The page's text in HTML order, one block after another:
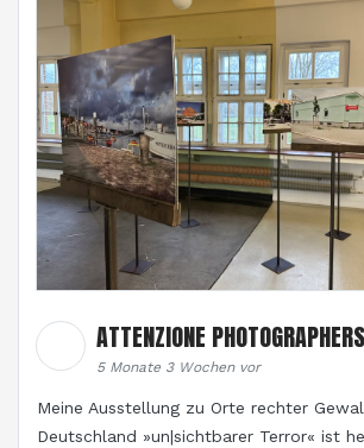
ATTENZIONE PHOTOGRAPHERS
5 Monate 3 Wochen vor
Meine Ausstellung zu Orte rechter
Deutschland »un|sichtbarer Terror« ist